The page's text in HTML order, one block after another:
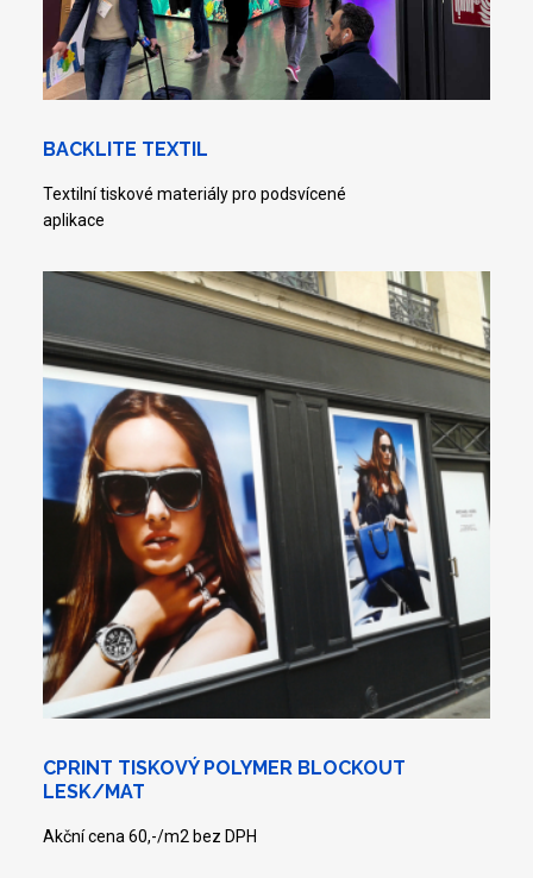
BACKLITE TEXTIL
Textilní tiskové materiály pro podsvícené
aplikace
CPRINT TISKOVÝ POLYMER BLOCKOUT
LESK/MAT
Akční cena 60,-/m2 bez DPH